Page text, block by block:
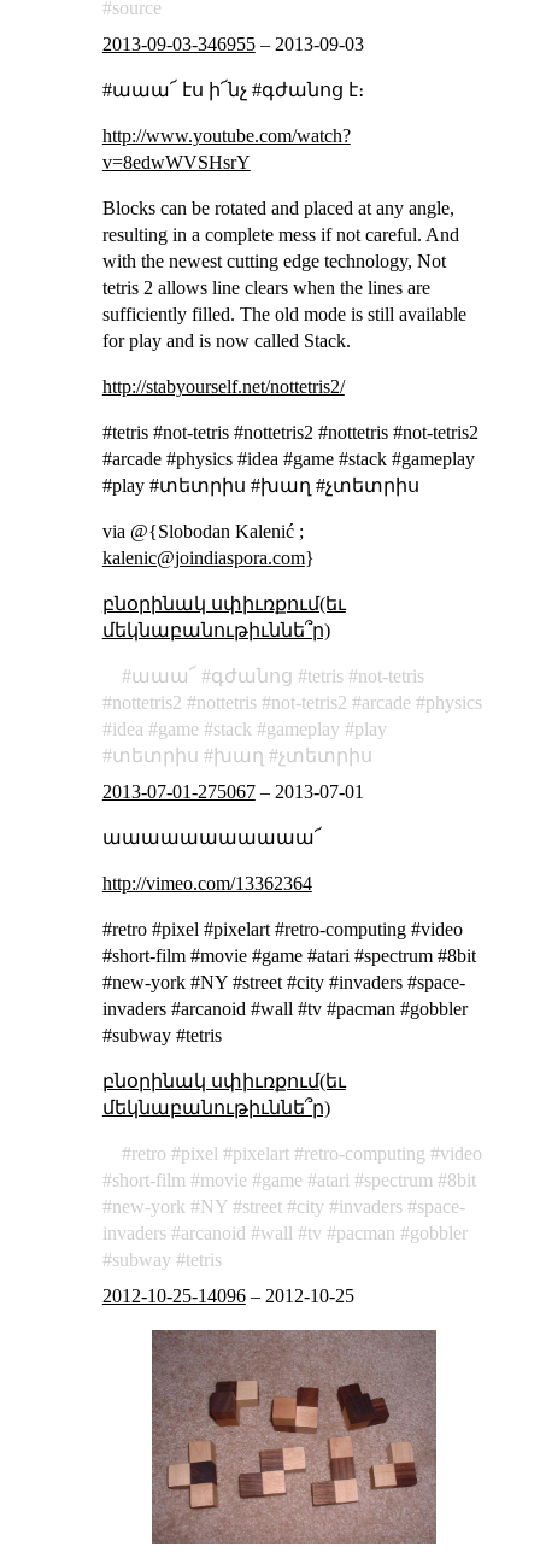
source
2013-09-03-346955– 2013-09-03
#աաա՜ էս ի՜նչ #գժանոց է։
http://www.youtube.com/watch?
v=8edwWVSHsrY
Blocks can be rotated and placed at any angle,
resulting in a complete mess if not careful. And
with the newest cutting edge technology, Not
tetris 2 allows line clears when the lines are
sufficiently filled. The old mode is still available
for play and is now called Stack.
http://stabyourself.net/nottetris2/
#tetris #not-tetris #nottetris2 #nottetris #not-tetris2
#arcade #physics #idea #game #stack #gameplay
#play #տետրիս #խաղ #չտետրիս
via @{Slobodan Kalenić ;
kalenic@joindiaspora.com}
բնօրինակ սփիւռքում(եւ
մեկնաբանութիւննե՞ր)
աաա՜ գժանոց tetris
not-tetris
nottetris2
nottetris not-tetris2 arcade
physics
idea
game stack gameplay
play
տետրիս
խաղ
չտետրիս
2013-07-01-275067– 2013-07-01
աաաաաաաաաաա՜
http://vimeo.com/13362364
#retro #pixel #pixelart #retro-computing #video
#short-film #movie #game #atari #spectrum #8bit
#new-york #NY #street #city #invaders #space-
invaders #arcanoid #wall #tv #pacman #gobbler
#subway #tetris
բնօրինակ սփիւռքում(եւ
մեկնաբանութիւննե՞ր)
retro pixel pixelart retro-computing
video
short-film
movie game atari spectrum
8bit
new-york
NY street city invaders
space-
invaders
arcanoid wall tv pacman
gobbler
subway
tetris
2012-10-25-14096– 2012-10-25